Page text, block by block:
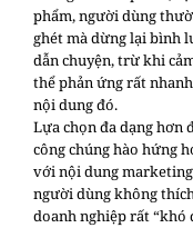
phẩm, người dùng
ghét mà dừng lại bình
dẫn chuyện, trừ khi
thể phản ứng rất
nội dung đó.
Lựa chọn đa dạng hơn
công chúng hào hứng
với nội dung
người dùng không
doanh nghiệp rất “khó